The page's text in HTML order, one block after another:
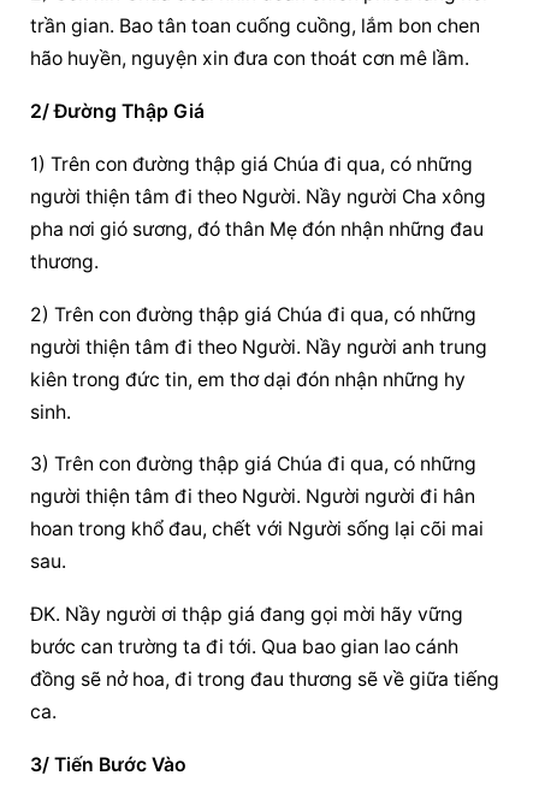
trần gian. Bao tân toan cuống cuồng, lắm bon chen
hão huyền, nguyện xin đưa con thoát cơn mê lầm.
2/ Đường Thập Giá
1) Trên con đường thập giá Chúa đi qua, có những
người thiện tâm đi theo Người. Nầy người Cha xông
pha nơi gió sương, đó thân Mẹ đón nhận những đau
thương.
2) Trên con đường thập giá Chúa đi qua, có những
người thiện tâm đi theo Người. Nầy người anh trung
kiên trong đức tin, em thơ dại đón nhận những hy
sinh.
3) Trên con đường thập giá Chúa đi qua, có những
người thiện tâm đi theo Người. Người người đi hân
hoan trong khổ đau, chết với Người sống lại cõi mai
sau.
ĐK. Nầy người ơi thập giá đang gọi mời hãy vững
bước can trường ta đi tới. Qua bao gian lao cánh
đồng sẽ nở hoa, đi trong đau thương sẽ về giữa tiếng
ca.
3/ Tiến Bước Vào